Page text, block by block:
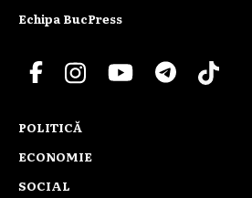
Echipa BucPress
POLITICĂ
ECONOMIE
SOCIAL